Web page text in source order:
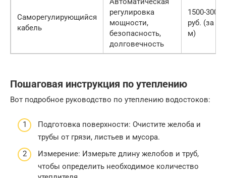
Саморегулирующийся
кабель
регулировка
мощности,
безопасность,
долговечность
1500-3000
руб. (за 10
м)
Пошаговая инструкция по утеплению
Вот подробное руководство по утеплению водостоков:
Подготовка поверхности: Очистите желоба и
трубы от грязи, листьев и мусора.
Измерение: Измерьте длину желобов и труб,
чтобы определить необходимое количество